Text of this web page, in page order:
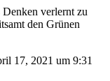
Denken verlernt zu
den Grünen
17, 2021 um 9:31